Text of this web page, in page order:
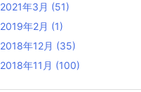
2021年3月 (51)
2019年2月 (1)
2018年12月 (35)
2018年11月 (100)